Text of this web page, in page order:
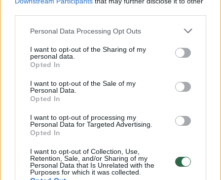
Personal Data Processing Opt Outs
I want to opt-out of the Sharing of my
personal data.
Opted In
I want to opt-out of the Sale of my
Personal Data.
Opted In
I want to opt-out of processing my
Personal Data for Targeted Advertising.
Opted In
I want to opt-out of Collection, Use,
Retention, Sale, and/or Sharing of my
Personal Data that Is Unrelated with the
Purposes for which it was collected.
11 val. 15 min. buvo gautas pranešimas avariją
apie Tilžės gatvėje ir po susidūrimo apvirtusį
Paaiškėjo, kad 86 metų šiauliečio